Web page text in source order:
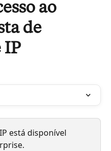
ao
de
IP
está disponível